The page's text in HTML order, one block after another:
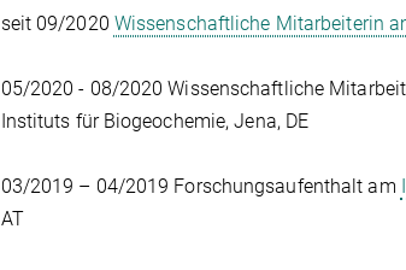
seit 09/2020 Wissenschaftliche Mitarbeiterin
05/2020 - 08/2020 Wissenschaftliche
Instituts für Biogeochemie, Jena, DE
03/2019 – 04/2019 Forschungsaufenthalt am
AT